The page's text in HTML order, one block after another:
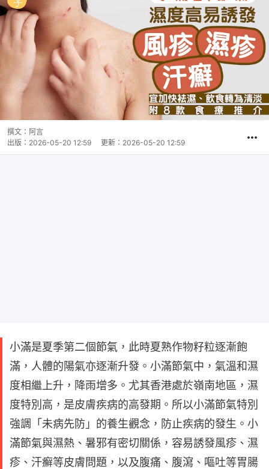
撰文： 阿言
出版： 2026-05-20 12:59 更新： 2026-05-20 12:59
小滿是夏季第二個節氣，此時夏熟作物籽粒逐漸飽
滿，人體的陽氣亦逐漸升發。小滿節氣中，氣溫和濕
度相繼上升，降雨增多。尤其香港處於嶺南地區，濕
度特別高，是皮膚疾病的高發期。所以小滿節氣特別
強調「未病先防」的養生觀念，防止疾病的發生。小
滿節氣與濕熱、暑邪有密切關係，容易誘發風疹、濕
疹、汗癬等皮膚問題，以及腹痛、腹瀉、嘔吐等胃腸